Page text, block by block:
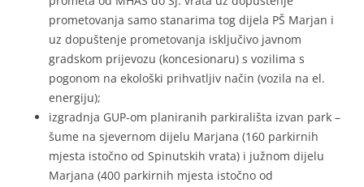
prometovanja samo stanarima tog dijela PŠ Marjan i
uz dopuštenje prometovanja isključivo javnom
gradskom prijevozu (koncesionaru) s vozilima s
pogonom na ekološki prihvatljiv način (vozila na el.
energiju);
izgradnja GUP-om planiranih parkirališta izvan park –
šume na sjevernom dijelu Marjana (160 parkirnih
mjesta istočno od Spinutskih vrata) i južnom dijelu
Marjana (400 parkirnih mjesta istočno od